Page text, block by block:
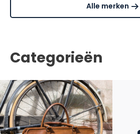
Alle merken
Categorieën